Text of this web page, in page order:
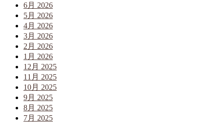
6月 2026
5月 2026
4月 2026
3月 2026
2月 2026
1月 2026
12月 2025
11月 2025
10月 2025
9月 2025
8月 2025
7月 2025